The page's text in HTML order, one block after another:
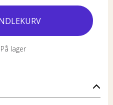
På lager